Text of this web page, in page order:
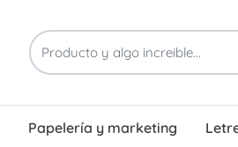
Papelería y marketing